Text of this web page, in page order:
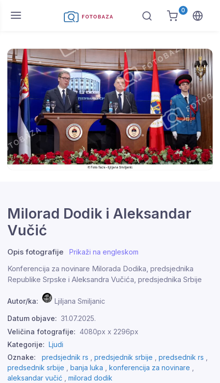
0
Milorad Dodik i Aleksandar
Vučić
Opis fotografije Prikaži na engleskom
Konferencija za novinare Milorada Dodika, predsjednika
Republike Srpske i Aleksandra Vučića, predsjednika Srbije
Autor/ka: Ljiljana Smiljanic
Datum objave: 31.07.2025.
Veličina fotografije: 4080px x 2296px
Kategorije: Ljudi
Oznake:
predsjednik rs predsjednik srbije predsednik rs
predsednik srbije
banja luka konferencija za novinare
aleksandar vučić
milorad dodik